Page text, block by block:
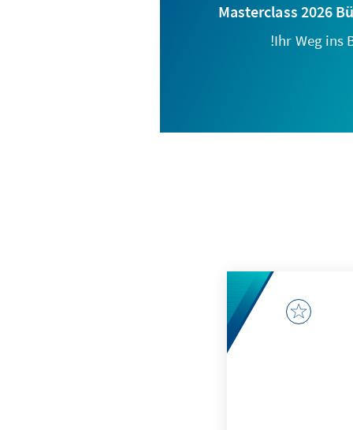
Masterclass 2026
Ihr Weg ins